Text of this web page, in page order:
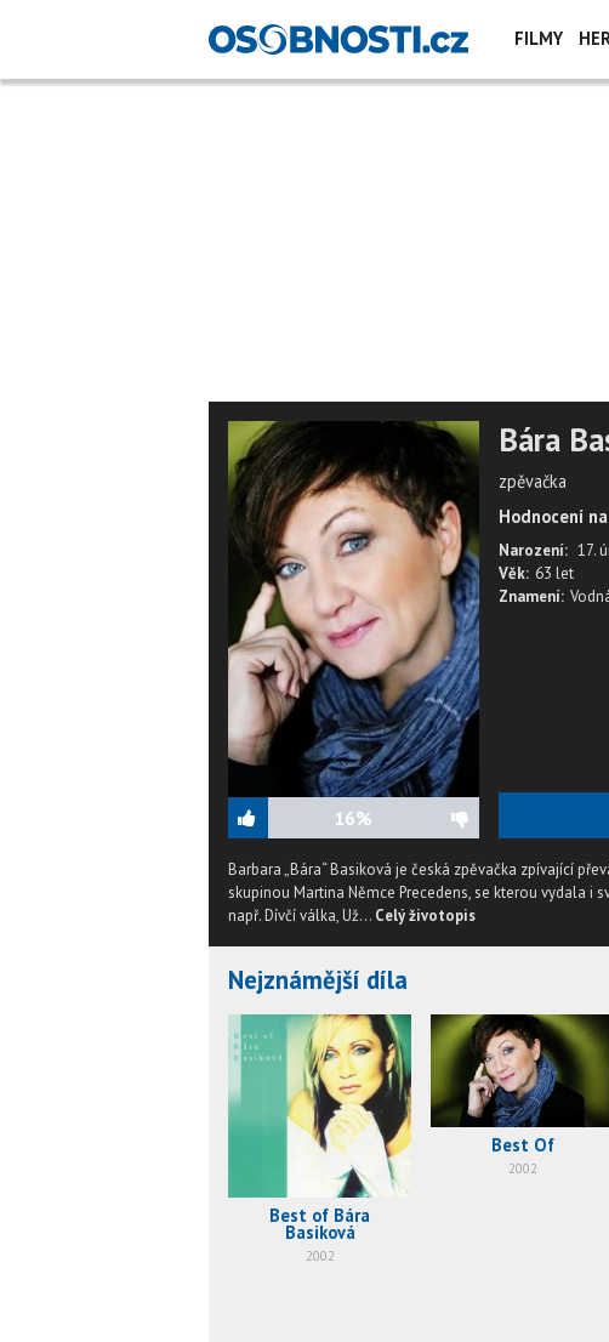
FILMY
16%
Bára
zpěvačka
Hodnocení
Narození: 17.
Věk: 63 let
Znamení:
Barbara „Bára“ Basiková je česká zpěvačka zpívající
skupinou Martina Němce Precedens, se kterou vydala i
např. Dívčí válka, Už... Celý životopis
Nejznámější díla
Best of Bára
Basiková
2002
Best Of
2002